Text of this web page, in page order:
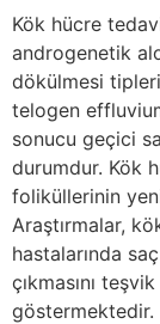
Kök hücre
androgenetik
dökülmesi
telogen
sonucu geçici
durumdur. Kök
foliküllerinin
Araştırmalar,
hastalarında
çıkmasını
göstermektedir.